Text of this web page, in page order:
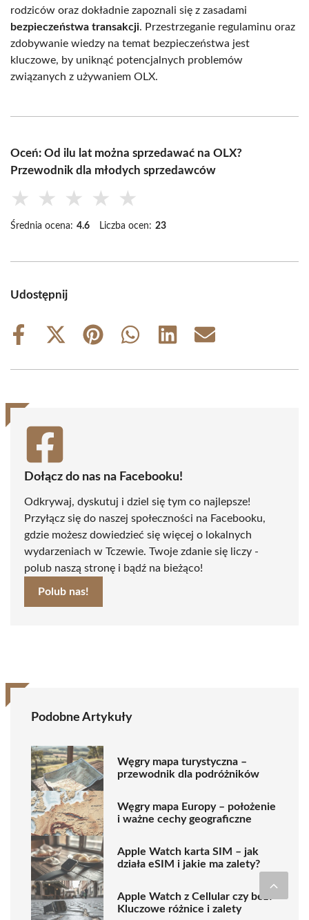
rodziców oraz dokładnie zapoznali się z zasadami
bezpieczeństwa transakcji. Przestrzeganie regulaminu oraz
zdobywanie wiedzy na temat bezpieczeństwa jest
kluczowe, by uniknąć potencjalnych problemów
związanych z używaniem OLX.
Oceń: Od ilu lat można sprzedawać na OLX?
Przewodnik dla młodych sprzedawców
★ ★ ★ ★ ★
Średnia ocena: 4.6 Liczba ocen: 23
Udostępnij
Share
Share
(Twitter)
Share
Share
Share
Share
Dołącz do nas na Facebooku!
Odkrywaj, dyskutuj i dziel się tym co najlepsze!
Przyłącz się do naszej społeczności na Facebooku,
gdzie możesz dowiedzieć się więcej o lokalnych
wydarzeniach w Tczewie. Twoje zdanie się liczy -
polub naszą stronę i bądź na bieżąco!
Polub nas!
Podobne Artykuły
Węgry mapa turystyczna –
przewodnik dla podróżników
Węgry mapa Europy – położenie
i ważne cechy geograficzne
Apple Watch karta SIM – jak
działa eSIM i jakie ma zalety?
Apple Watch z Cellular czy bez?
Kluczowe różnice i zalety